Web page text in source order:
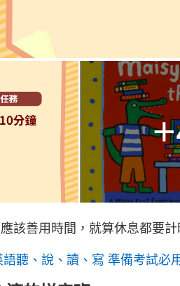
該善用時間，就算休息都要計
聽、說、讀、寫 準備考試必